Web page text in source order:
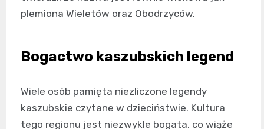
plemiona Wieletów oraz Obodrzyców.
Bogactwo kaszubskich legend
Wiele osób pamięta niezliczone legendy
kaszubskie czytane w dzieciństwie. Kultura
tego regionu jest niezwykle bogata, co wiąże